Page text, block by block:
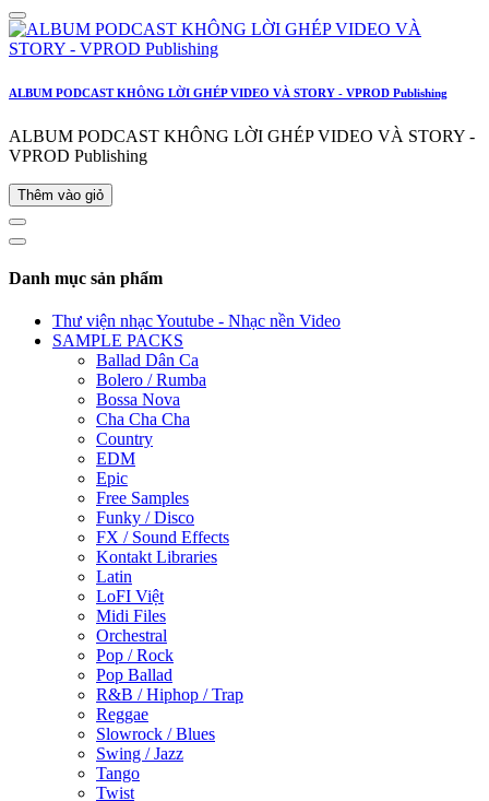
ALBUM PODCAST KHÔNG LỜI GHÉP VIDEO VÀ STORY - VPROD Publishing
ALBUM PODCAST KHÔNG LỜI GHÉP VIDEO VÀ STORY -
VPROD Publishing
Thêm vào giỏ
Danh mục sản phẩm
Thư viện nhạc Youtube - Nhạc nền Video
SAMPLE PACKS
Ballad Dân Ca
Bolero / Rumba
Bossa Nova
Cha Cha Cha
Country
EDM
Epic
Free Samples
Funky / Disco
FX / Sound Effects
Kontakt Libraries
Latin
LoFI Việt
Midi Files
Orchestral
Pop / Rock
Pop Ballad
R&B / Hiphop / Trap
Reggae
Slowrock / Blues
Swing / Jazz
Tango
Twist